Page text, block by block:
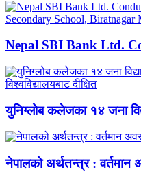
Nepal SBI Bank Ltd.
युनिग्लोब कलेजका १४ जना
नेपालको अर्थतन्त्र : वर्तमान